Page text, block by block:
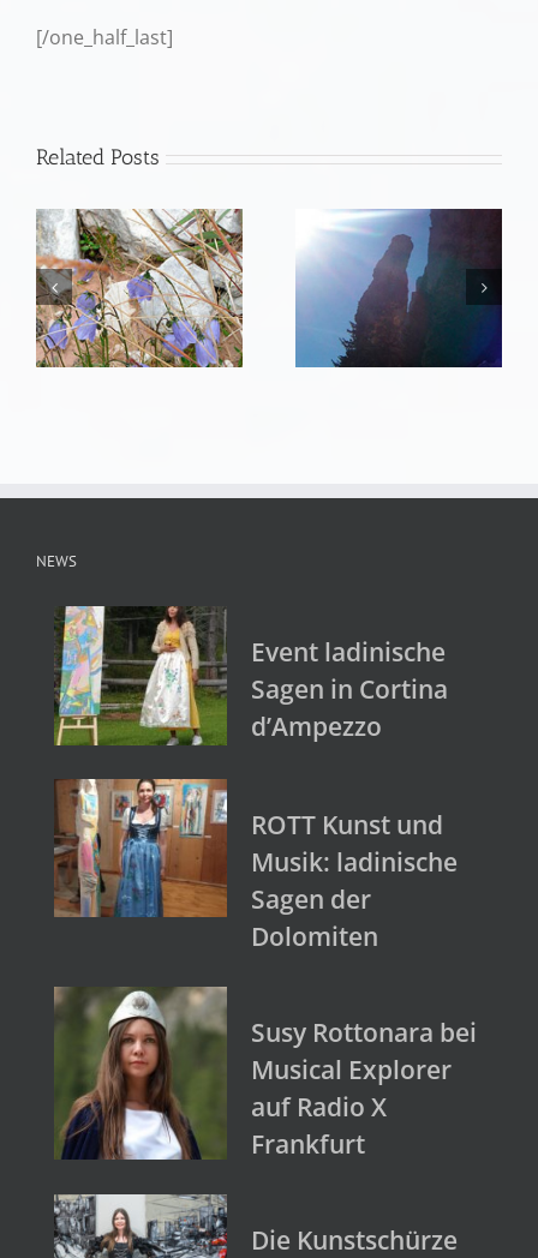
[/one_half_last]
Related Posts
NEWS
Event ladinische
Sagen in Cortina
d’Ampezzo
ROTT Kunst und
Musik: ladinische
Sagen der
Dolomiten
Susy Rottonara bei
Musical Explorer
auf Radio X
Frankfurt
Die Kunstschürze